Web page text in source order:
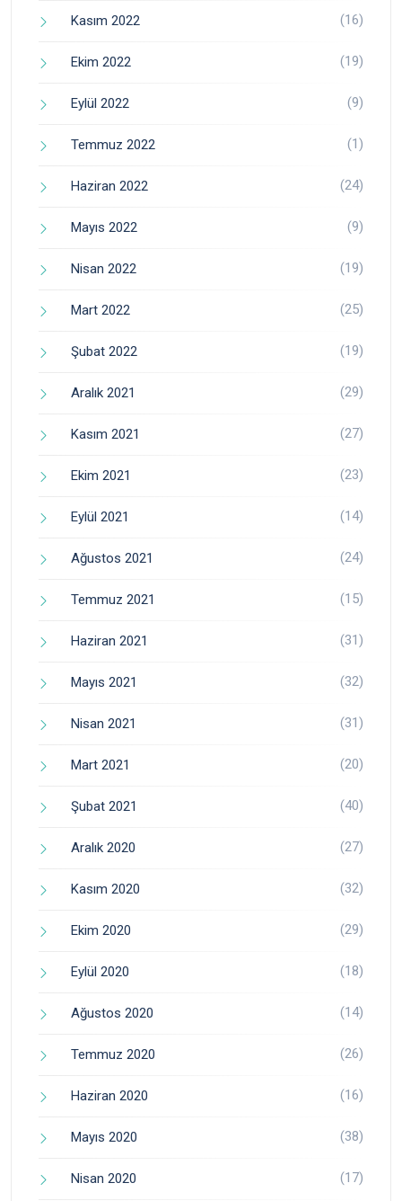
Kasım 2022 (16)
Ekim 2022 (19)
Eylül 2022 (9)
Temmuz 2022 (1)
Haziran 2022 (24)
Mayıs 2022 (9)
Nisan 2022 (19)
Mart 2022 (25)
Şubat 2022 (19)
Aralık 2021 (29)
Kasım 2021 (27)
Ekim 2021 (23)
Eylül 2021 (14)
Ağustos 2021 (24)
Temmuz 2021 (15)
Haziran 2021 (31)
Mayıs 2021 (32)
Nisan 2021 (31)
Mart 2021 (20)
Şubat 2021 (40)
Aralık 2020 (27)
Kasım 2020 (32)
Ekim 2020 (29)
Eylül 2020 (18)
Ağustos 2020 (14)
Temmuz 2020 (26)
Haziran 2020 (16)
Mayıs 2020 (38)
Nisan 2020 (17)